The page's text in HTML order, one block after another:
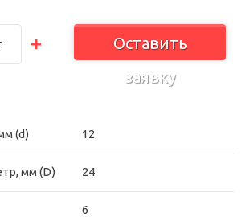
Оставить
заявку
(d) 12
мм (D) 24
6